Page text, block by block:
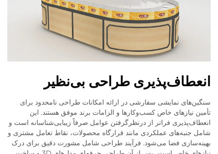
انعطاف‌پذیری طراحی بی‌نظیر
سنگین‌های نمایشی سفارشی در ارائه امکانات طراحی نامحدود برای
تأمین نیازهای خاص کسب‌وکارها و الزامات برند موفق هستند. این
انعطاف‌پذیری فراتر از درنظرگرفتن عوامل صرفاً زیبایی‌شناسانه است و
شامل جنبه‌های عملکردی مانند قرارگاه محصولات، نقاط تعامل مشتری و
بهینه‌سازی فضا می‌شود. فرآیند طراحی شامل مشورت دقیق برای درک